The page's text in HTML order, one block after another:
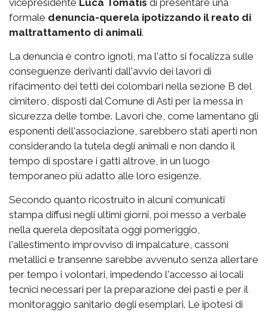
formale denuncia-querela ipotizzando il reato di
maltrattamento di animali.
La denuncia è contro ignoti, ma l'atto si focalizza sulle
conseguenze derivanti dall'avvio dei lavori di
rifacimento dei tetti dei colombari nella sezione B del
cimitero, disposti dal Comune di Asti per la messa in
sicurezza delle tombe. Lavori che, come lamentano gli
esponenti dell'associazione, sarebbero stati aperti non
considerando la tutela degli animali e non dando il
tempo di spostare i gatti altrove, in un luogo
temporaneo più adatto alle loro esigenze.
Secondo quanto ricostruito in alcuni comunicati
stampa diffusi negli ultimi giorni, poi messo a verbale
nella querela depositata oggi pomeriggio,
l'allestimento improvviso di impalcature, cassoni
metallici e transenne sarebbe avvenuto senza allertare
per tempo i volontari, impedendo l'accesso ai locali
tecnici necessari per la preparazione dei pasti e per il
monitoraggio sanitario degli esemplari. Le ipotesi di